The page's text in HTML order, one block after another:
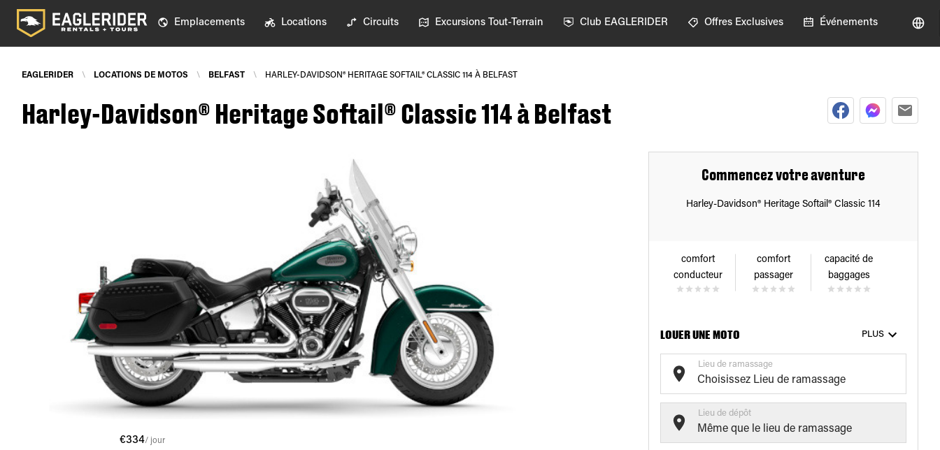
Emplacements Locations Circuits Excursions Tout-Terrain Club EAGLERIDER Offres Exclusives Événements
EAGLERIDER \ LOCATIONS DE MOTOS \ BELFAST \ HARLEY-DAVIDSON® HERITAGE SOFTAIL® CLASSIC 114 À BELFAST
Harley-Davidson® Heritage Softail® Classic 114 à Belfast
€334/ jour
Commencez votre aventure
Harley-Davidson® Heritage Softail® Classic 114
comfort
conducteur
comfort
passager
capacité de
baggages
LOUER UNE MOTO PLUS
Lieu de ramassage
Lieu de dépôt